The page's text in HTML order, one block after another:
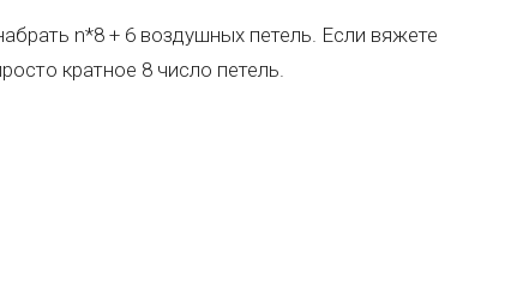
n*8 + 6 воздушных петель. Если вяжете
кратное 8 число петель.